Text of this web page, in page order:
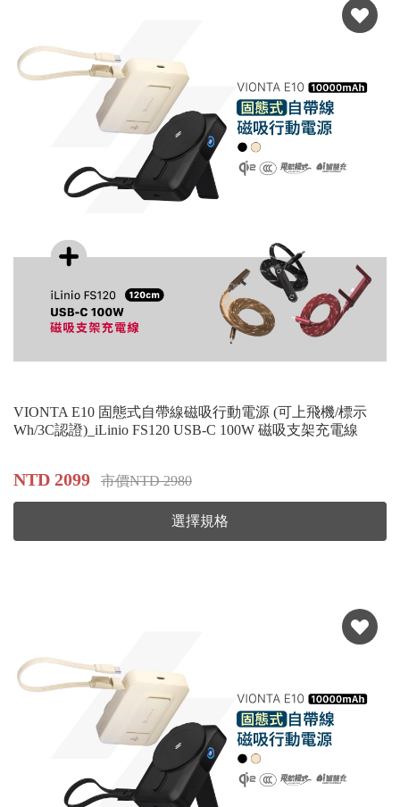
VIONTA E10 固態式自帶線磁吸行動電源 (可上飛機/標示
Wh/3C認證)_iLinio FS120 USB-C 100W 磁吸支架充電線
NTD 2099 市價NTD 2980
選擇規格